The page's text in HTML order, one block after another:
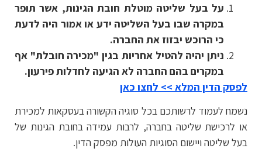
על בעל שליטה מוטלת חובת הגינות, אשר תופר
במקרה שבו בעל השליטה ידע או אמור היה לדעת
כי הרוכש יבזוז את החברה.
ניתן יהיה להטיל אחריות בגין "מכירה חובלת" אף
במקרים בהם החברה לא הגיעה לחדלות פירעון.
לפסק הדין המלא >> לחצו כאן
נשמח לעמוד לרשותכם בכל סוגיה הקשורה בעסקאות למכירת
או לרכישת שליטה בחברה, לרבות עמידה בחובת הגינות של
בעל שליטה ויישום הסוגיות העולות מפסק הדין.